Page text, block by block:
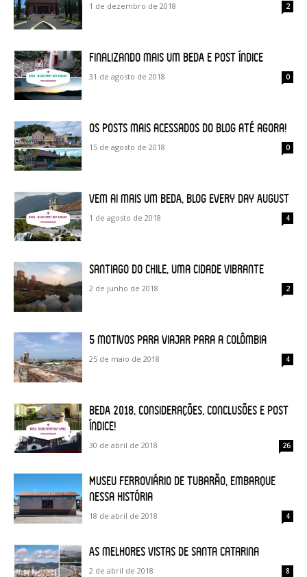
1 de dezembro de 2018 2
Finalizando mais um BEDA e post índice
31 de agosto de 2018 0
Os posts mais acessados do blog até agora!
15 de agosto de 2018 0
Vem ai mais um BEDA, Blog Every Day August
1 de agosto de 2018 4
Santiago do Chile, uma cidade vibrante
2 de junho de 2018 2
5 motivos para viajar para a Colômbia
25 de maio de 2018 4
BEDA 2018, considerações, conclusões e post
índice!
30 de abril de 2018 26
Museu Ferroviário de Tubarão, embarque
nessa história
18 de abril de 2018 4
As melhores vistas de Santa Catarina
2 de abril de 2018 8